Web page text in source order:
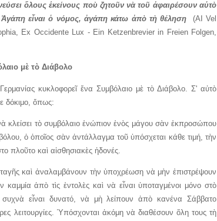
ὅλους ἐκείνους ποὺ ζητοῦν νὰ τοῦ ἀφαιρέσουν αὐτὸ
εἶναι ὁ νόμος, ἀγάπη κάτω ἀπὸ τὴ θέληση
(ΑΙ Vel
Ex Occidente Lux - Ein Ketzenbrevier in Freien Folgen,
μὲ τὸ Διάβολο
κυκλοφορεῖ ἕνα Συμβόλαιο μὲ τὸ Διάβολο. Σ' αὐτὸ
δόκιμο, ὅπως:
τὸ συμβόλαιο ἐνώπιον ἑνὸς μάγου σὰν ἐκπροσώπου
ὁ ὁποῖος σὰν ἀντάλλαγμα τοῦ ὑπόσχεται κάθε τιμή, τὴν
πλοῦτο καὶ αἰσθησιακὲς ἡδονές.
καὶ ἀναλαμβάνουν τὴν ὑποχρέωση νὰ μὴν ἐπιστρέψουν
ἀπὸ τὶς ἐντολὲς καὶ νὰ εἶναι ὑποταγμένοι μόνο στὸ
εἶναι δυνατό, νὰ μὴ λείπουν ἀπὸ κανένα Σάββατο
λειτουργίες. Ὑπόσχονται ἀκόμη νὰ διαθέσουν ὅλη τους τὴ